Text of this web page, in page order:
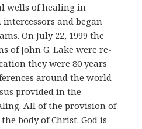
wells of healing in
intercessors and began
On July 22, 1999 the
of John G. Lake were re-
they were 80 years
around the world
provided in the
All of the provision of
body of Christ. God is